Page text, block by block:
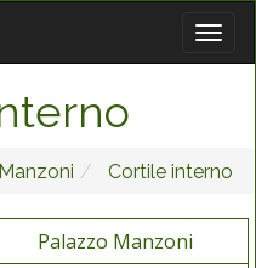
Cortile interno
Palazzo Manzoni